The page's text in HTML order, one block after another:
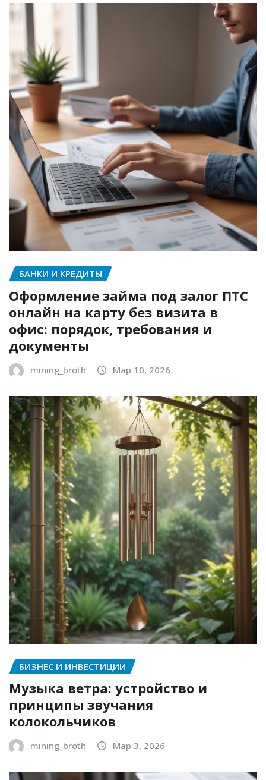
БАНКИ И КРЕДИТЫ
Оформление займа под залог ПТС
онлайн на карту без визита в
офис: порядок, требования и
документы
mining_broth Мар 10, 2026
БИЗНЕС И ИНВЕСТИЦИИ
Музыка ветра: устройство и
принципы звучания
колокольчиков
mining_broth Мар 3, 2026